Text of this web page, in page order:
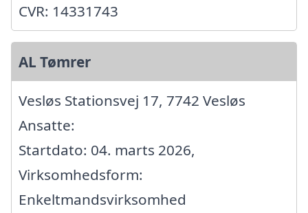
CVR: 14331743
AL Tømrer
Vesløs Stationsvej 17, 7742 Vesløs
Ansatte:
Startdato: 04. marts 2026,
Virksomhedsform:
Enkeltmandsvirksomhed